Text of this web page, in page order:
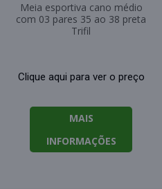
Meia esportiva cano médio
com 03 pares 35 ao 38 preta
Trifil
Clique aqui para ver o preço
MAIS
INFORMAÇÕES